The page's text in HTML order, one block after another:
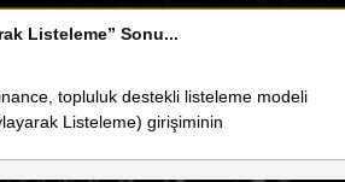
Listeleme” Sonu...
topluluk destekli listeleme modeli
Listeleme) girişiminin